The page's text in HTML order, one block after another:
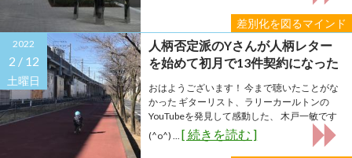
差別化を図るマインド
2022
2 / 12
土曜日
人柄否定派のYさんが人柄レター
を始めて初月で13件契約になった
おはようございます！ 今まで聴いたことがな
かった ギターリスト、ラリーカールトンの
YouTubeを発見して感動した、 木戸一敏です
(^o^) ... [ 続きを読む ]